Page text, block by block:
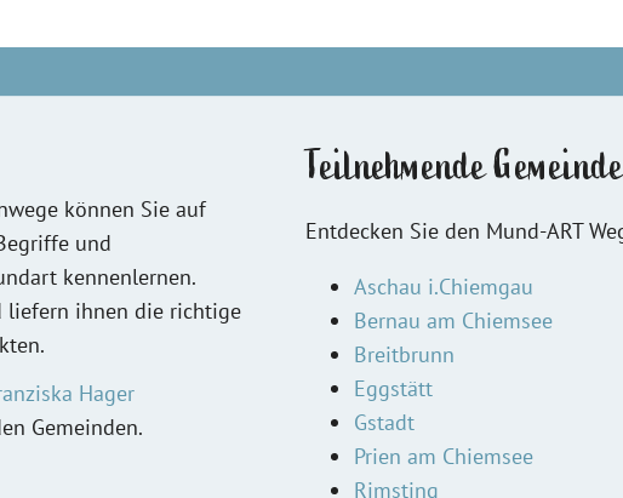
können Sie auf
und
kennenlernen.
liefern ihnen die richtige
Hager
Gemeinden.
Teilnehmende
Entdecken Sie den Mund-ART
Aschau i.Chiemgau
Bernau am Chiemsee
Breitbrunn
Eggstätt
Gstadt
Prien am Chiemsee
Rimsting